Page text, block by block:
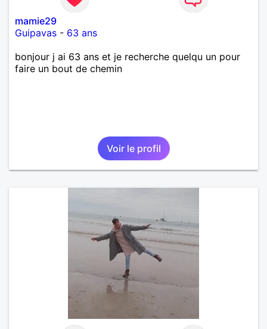
mamie29
Guipavas - 63 ans
bonjour j ai 63 ans et je recherche quelqu un pour
faire un bout de chemin
Voir le profil